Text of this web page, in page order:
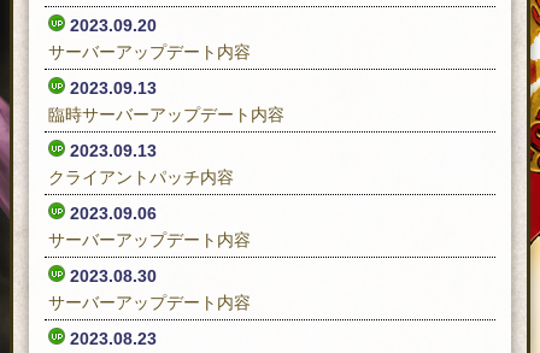
2023.09.20
サーバーアップデート内容
2023.09.13
臨時サーバーアップデート内容
2023.09.13
クライアントパッチ内容
2023.09.06
サーバーアップデート内容
2023.08.30
サーバーアップデート内容
2023.08.23